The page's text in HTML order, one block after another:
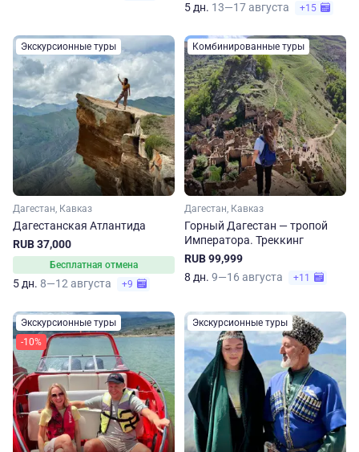
5 дн. 13—17 августа +15
Экскурсионные туры
Дагестан, Кавказ
Дагестанская Атлантида
RUB 37,000
Бесплатная отмена
5 дн. 8—12 августа +9
Комбинированные туры
Дагестан, Кавказ
Горный Дагестан — тропой
Императора. Треккинг
RUB 99,999
8 дн. 9—16 августа +11
Экскурсионные туры
-10%
Экскурсионные туры